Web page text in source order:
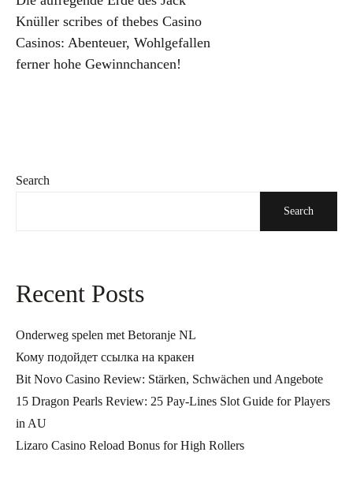
Search
Search
Recent Posts
Onderweg spelen met Betoranje NL
Кому подойдет ссылка на кракен
Bit Novo Casino Review: Stärken, Schwächen und Angebote
15 Dragon Pearls Review: 25 Pay-Lines Slot Guide for Players
in AU
Lizaro Casino Reload Bonus for High Rollers
Knüller scribes of thebes Casino
Casinos: Abenteuer, Wohlgefallen
ferner hohe Gewinnchancen!